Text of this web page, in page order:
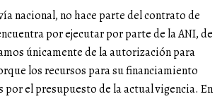
vía nacional, no hace parte del contrato de
por ejecutar por parte de la ANI, de
únicamente de la autorización para
los recursos para su financiamiento
por el presupuesto de la actual vigencia. En